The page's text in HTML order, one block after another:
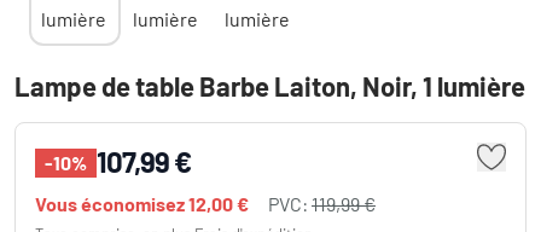
Lampe de table Barbe Laiton, Noir, 1 lumière
-10% 107,99 €
Vous économisez12,00 € PVC: 119,99 €